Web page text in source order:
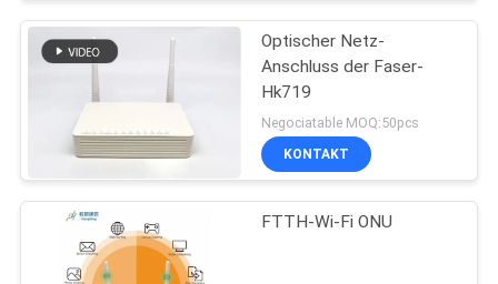
Optischer Netz-
Anschluss der Faser-
Hk719
Negociatable MOQ:50pcs
KONTAKT
FTTH-Wi-Fi ONU